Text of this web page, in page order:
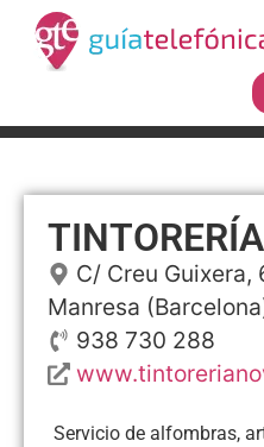
C/ Creu Guixera,
Manresa
938 730 288
Servicio de alfombras,